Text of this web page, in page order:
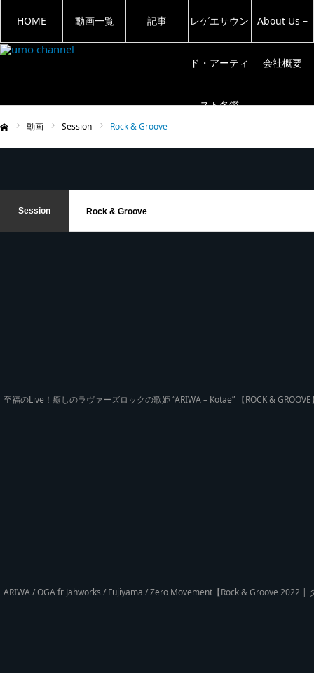
HOME 動画一覧 記事 レゲエサウン
ド・アーティ
スト名鑑
About Us –
会社概要
動画 Session Rock & Groove
Session Rock & Groove
至福のLive！癒しのラヴァーズロックの歌姫 “ARIWA – Kotae” 【ROCK & GROOVE
ARIWA / OGA fr Jahworks / Fujiyama / Zero Movement【Rock & Groove 2022 |